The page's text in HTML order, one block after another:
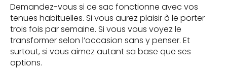
Demandez-vous si ce sac fonctionne avec vos
tenues habituelles. Si vous aurez plaisir à le porter
trois fois par semaine. Si vous vous voyez le
transformer selon l’occasion sans y penser. Et
surtout, si vous aimez autant sa base que ses
options.